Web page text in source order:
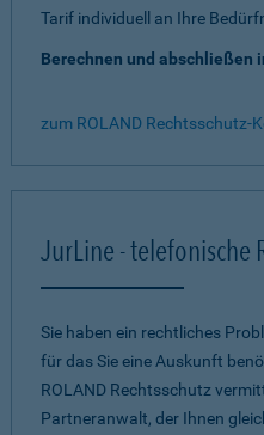
Tarif individuell an Ihre
Berechnen und abschließen
zum ROLAND Rechtsschutz-
JurLine - telefonische
Sie haben ein rechtliches
für das Sie eine Auskunft
ROLAND Rechtsschutz
Partneranwalt, der Ihnen